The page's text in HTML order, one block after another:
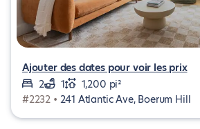
Ajouter des dates pour voir les prix
2
1
1,200 pi²
#2232 • 241 Atlantic Ave, Boerum Hill